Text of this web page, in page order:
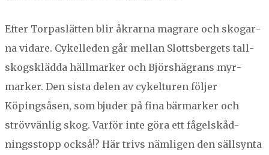
Efter Tor­paslät­ten blir åkrar­na magrare och skog­a­r­
na vidare. Cykelle­den går mel­lan Slotts­ber­gets tall­
skogskläd­da häll­mark­er och Björ­shä­grans myr­
mark­er. Den sista delen av cykel­turen föl­jer
Köpings­åsen, som bjud­er på fina bär­mark­er och
strövvän­lig skog. Var­för inte göra ett fågel­skåd­
ningsstopp ock­så!? Här trivs näm­li­gen den säll­syn­ta